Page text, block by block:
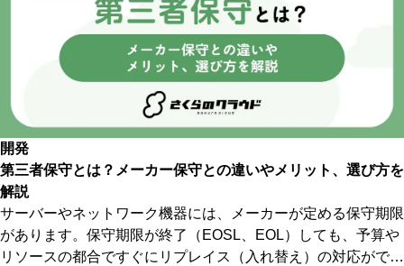
開発
第三者保守とは？メーカー保守との違いやメリット、選び方を
解説
サーバーやネットワーク機器には、メーカーが定める保守期限
があります。保守期限が終了（EOSL、EOL）しても、予算や
リソースの都合ですぐにリプレイス（入れ替え）の対応ができ